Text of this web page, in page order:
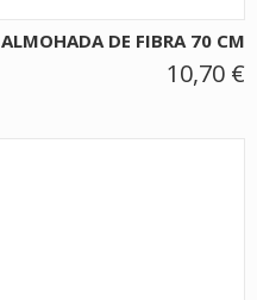
ALMOHADA DE FIBRA 70 CM
10,70 €